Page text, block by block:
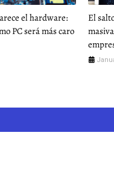
el hardware:
PC será más caro
El